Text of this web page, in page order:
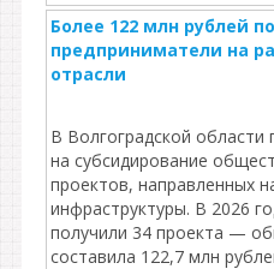
Более 122 млн рублей
предприниматели на
отрасли
В Волгоградской области
на субсидирование
проектов, направленных
инфраструктуры. В 2026
получили 34 проекта —
составила 122,7 млн